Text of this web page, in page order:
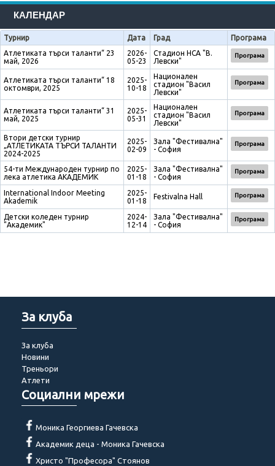
КАЛЕНДАР
Турнир Дата Град
Програма
Атлетиката търси таланти“ 23
май, 2026
2026-
05-23
Стадион НСА "В.
Левски"
Програма
Атлетиката търси таланти“ 18
октомври, 2025
2025-
10-18
Национален
стадион "Васил
Левски"
Програма
Атлетиката търси таланти“ 31
май, 2025
2025-
05-31
Национален
стадион "Васил
Левски"
Програма
Втори детски турнир
„АТЛЕТИКАТА ТЪРСИ ТАЛАНТИ
2024-2025
2025-
02-09
Зала "Фестивална"
- София
Програма
54-ти Международен турнир по
лека атлетика АКАДЕМИК
2025-
01-18
Зала "Фестивална"
- София
Програма
International Indoor Meeting
Akademik
2025-
01-18
Festivalna Hall Програма
Детски коледен турнир
"Академик"
2024-
12-14
Зала "Фестивална"
- София
Програма
За клуба
За клуба
Новини
Треньори
Атлети
Социални мрежи
Моника Георгиева Гачевска
Академик деца - Моника Гачевска
Христо "Професора" Стоянов